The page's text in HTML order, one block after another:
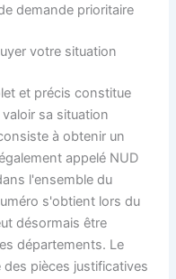
demande prioritaire
votre situation
et précis constitue
sa situation
à obtenir un
appelé NUD
l'ensemble du
s'obtient lors du
désormais être
départements. Le
pièces justificatives